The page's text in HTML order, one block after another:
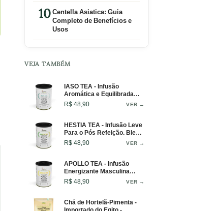
Centella Asiatica: Guia
Completo de Benefícios e
Usos
VEJA TAMBÉM
IASO TEA - Infusão
Aromática e Equilibrada
Para o Bem-Estar Diário -
Lata - 50g
R$ 48,90 VER →
HESTIA TEA - Infusão Leve
Para o Pós Refeição. Blend
Digestivo Para Conforto e
Leveza - Lata - 50g
R$ 48,90 VER →
APOLLO TEA - Infusão
Energizante Masculina
Para Clareza Mental e
Vitalidade - Lata - 50g
R$ 48,90 VER →
Chá de Hortelã-Pimenta -